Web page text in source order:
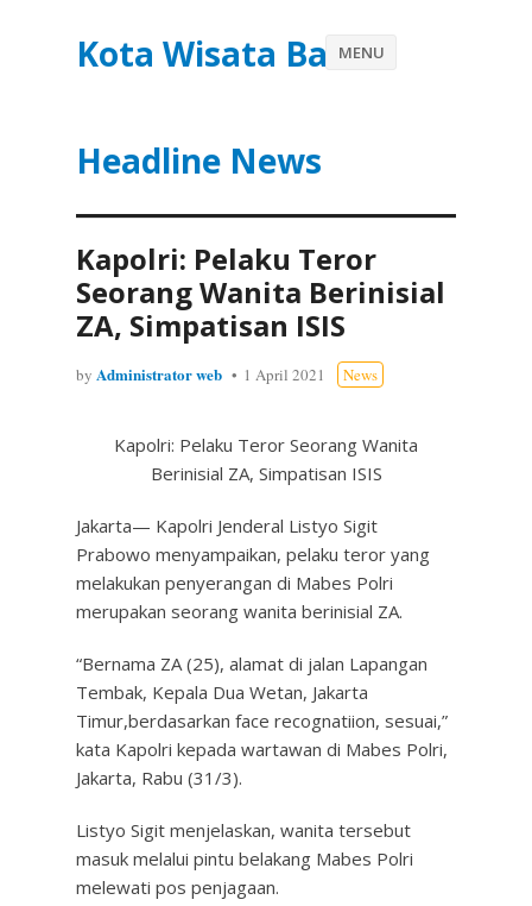
Kota Wisata Batu
Headline News
MENU
Kapolri: Pelaku Teror
Seorang Wanita Berinisial
ZA, Simpatisan ISIS
by Administrator web 1 April 2021 News
Kapolri: Pelaku Teror Seorang Wanita
Berinisial ZA, Simpatisan ISIS
Jakarta— Kapolri Jenderal Listyo Sigit
Prabowo menyampaikan, pelaku teror yang
melakukan penyerangan di Mabes Polri
merupakan seorang wanita berinisial ZA.
“Bernama ZA (25), alamat di jalan Lapangan
Tembak, Kepala Dua Wetan, Jakarta
Timur,berdasarkan face recognatiion, sesuai,”
kata Kapolri kepada wartawan di Mabes Polri,
Jakarta, Rabu (31/3).
Listyo Sigit menjelaskan, wanita tersebut
masuk melalui pintu belakang Mabes Polri
melewati pos penjagaan.